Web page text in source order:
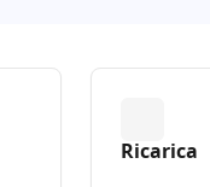
Ricarica